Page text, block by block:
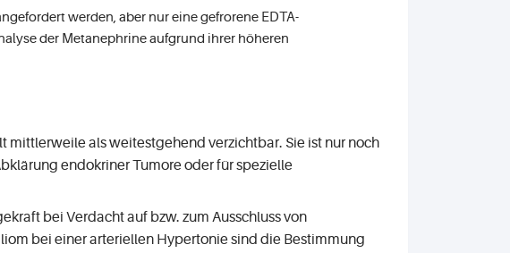
werden, aber nur eine gefrorene EDTA-
der Metanephrine aufgrund ihrer höheren
mittlerweile als weitestgehend verzichtbar. Sie ist nur noch
endokriner Tumore oder für spezielle
bei Verdacht auf bzw. zum Ausschluss von
bei einer arteriellen Hypertonie sind die Bestimmung